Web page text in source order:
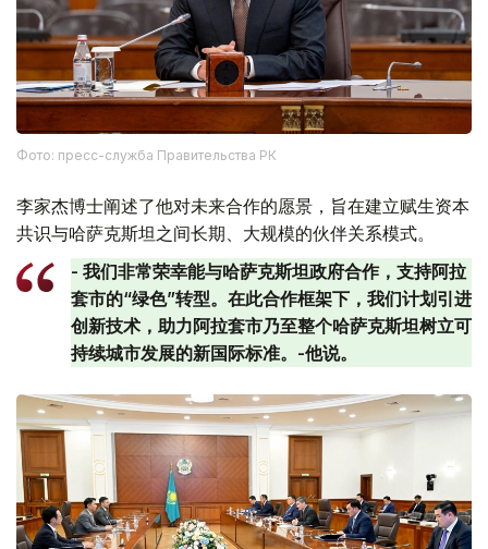
Фото: пресс-служба Правительства РК
李家杰博士阐述了他对未来合作的愿景，旨在建立赋生资本
共识与哈萨克斯坦之间长期、大规模的伙伴关系模式。
- 我们非常荣幸能与哈萨克斯坦政府合作，支持阿拉
套市的“绿色”转型。在此合作框架下，我们计划引进
创新技术，助力阿拉套市乃至整个哈萨克斯坦树立可
持续城市发展的新国际标准。-他说。